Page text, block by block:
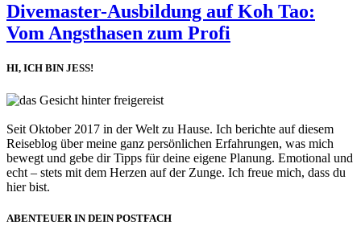
Divemaster-Ausbildung auf Koh Tao:
Vom Angsthasen zum Profi
HI, ICH BIN JESS!
Seit Oktober 2017 in der Welt zu Hause. Ich berichte auf diesem
Reiseblog über meine ganz persönlichen Erfahrungen, was mich
bewegt und gebe dir Tipps für deine eigene Planung. Emotional und
echt – stets mit dem Herzen auf der Zunge. Ich freue mich, dass du
hier bist.
ABENTEUER IN DEIN POSTFACH